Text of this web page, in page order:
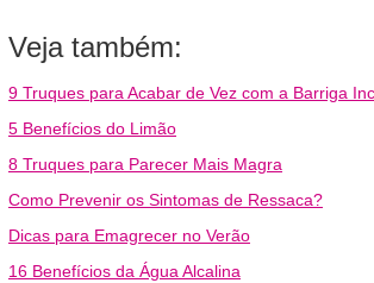
Veja também:
9 Truques para Acabar de Vez com a Barriga
5 Benefícios do Limão
8 Truques para Parecer Mais Magra
Como Prevenir os Sintomas de Ressaca?
Dicas para Emagrecer no Verão
16 Benefícios da Água Alcalina